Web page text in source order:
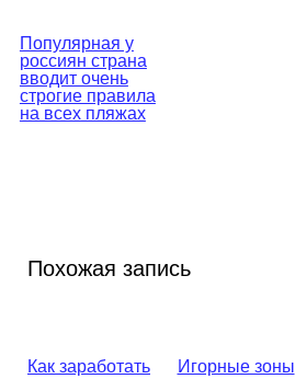
Навигация
по
записям
Популярная у
россиян страна
вводит очень
строгие правила
на всех пляжах
Похожая запись
Как заработать
Игорные зоны